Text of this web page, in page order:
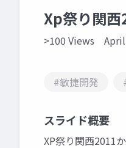
Xp祭り関
>100 Views
#敏捷開発
スライド概要
XP祭り関西2011